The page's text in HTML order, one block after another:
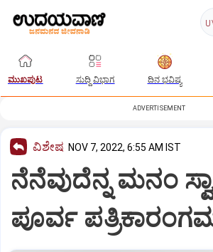
ಮುಖಪುಟ ಸುದ್ದಿ ವಿಭಾಗ ದಿನ ಭವಿಷ್ಯ
ADVERTISEMENT
ವಿಶೇಷ NOV 7, 2022, 6:55 AM IST
ನೆನೆವುದೆನ್ನ ಮನಂ
ಪೂರ್ವ